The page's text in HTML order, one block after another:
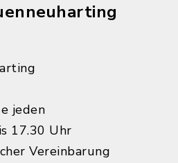
jeden
17.30 Uhr
Vereinbarung